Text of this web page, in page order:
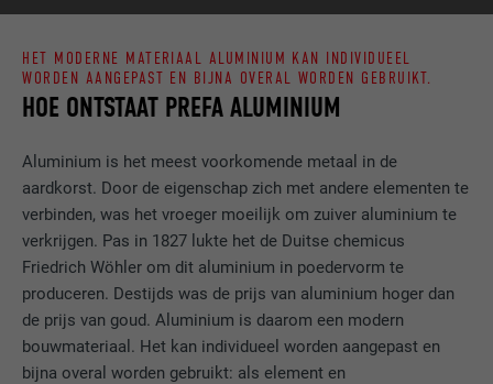
HOE ONTSTAAT PREFA ALUMINIUM
HET MODERNE MATERIAAL ALUMINIUM KAN INDIVIDUEEL
WORDEN AANGEPAST EN BIJNA OVERAL WORDEN GEBRUIKT.
Aluminium is het meest voorkomende metaal in de
aardkorst. Door de eigenschap zich met andere elementen te
verbinden, was het vroeger moeilijk om zuiver aluminium te
verkrijgen. Pas in 1827 lukte het de Duitse chemicus
Friedrich Wöhler om dit aluminium in poedervorm te
produceren. Destijds was de prijs van aluminium hoger dan
de prijs van goud. Aluminium is daarom een modern
bouwmateriaal. Het kan individueel worden aangepast en
bijna overal worden gebruikt: als element en